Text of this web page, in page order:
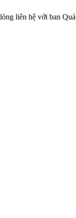
liên hệ với ban